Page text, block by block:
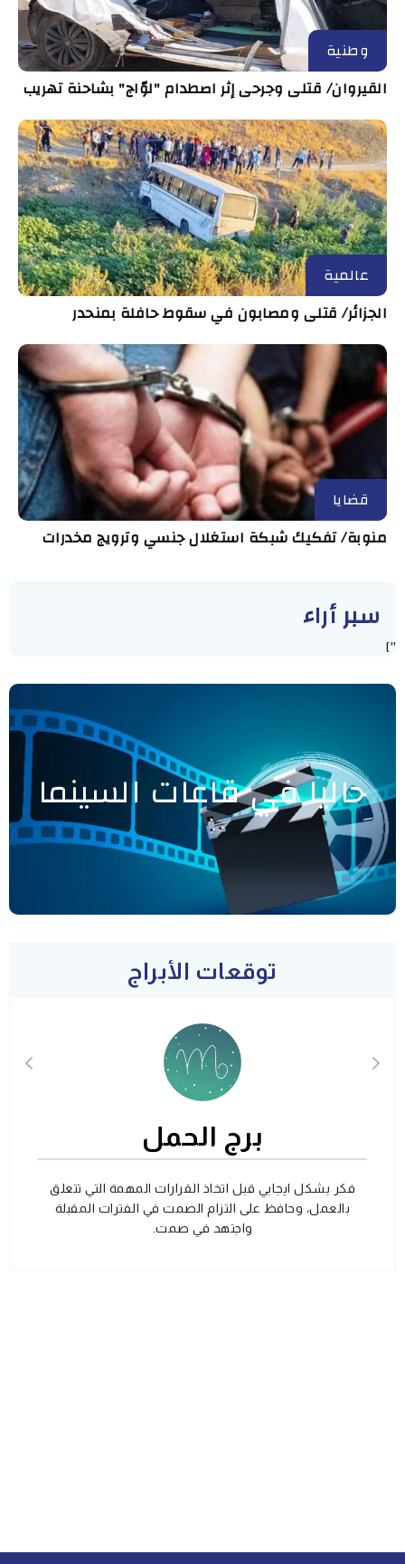
وطنية
القيروان/ قتلى وجرحى إثر اصطدام "لوّاج" بشاحنة تهريب
عالمية
الجزائر/ قتلى ومصابون في سقوط حافلة بمنحدر
قضايا
منوبة/ تفكيك شبكة استغلال جنسي وترويج مخدرات
سبر أراء
"]
حاليا في قاعات السينما
توقعات الأبراج
برج الحمل
فكر بشكل ايجابي قبل اتخاذ القرارات المهمة التي تتعلق
بالعمل، وحافظ على التزام الصمت في الفترات المقبلة
واجتهد في صمت.